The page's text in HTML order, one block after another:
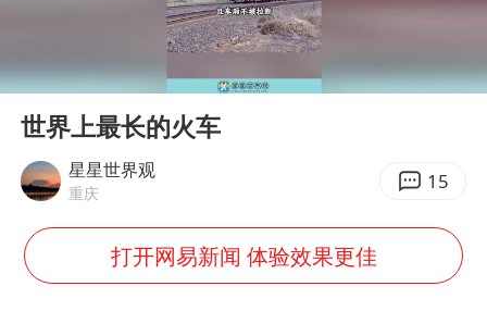
杭州全市有序停课
直击东北超：哈尔滨vs通辽
36岁男演员成景区NPC后人气爆棚
郑丽文：台湾从来没有“独立”过
Play
00:00 00:22
世界上最长的火车
星星世界观
重庆 15
打开网易新闻 体验效果更佳